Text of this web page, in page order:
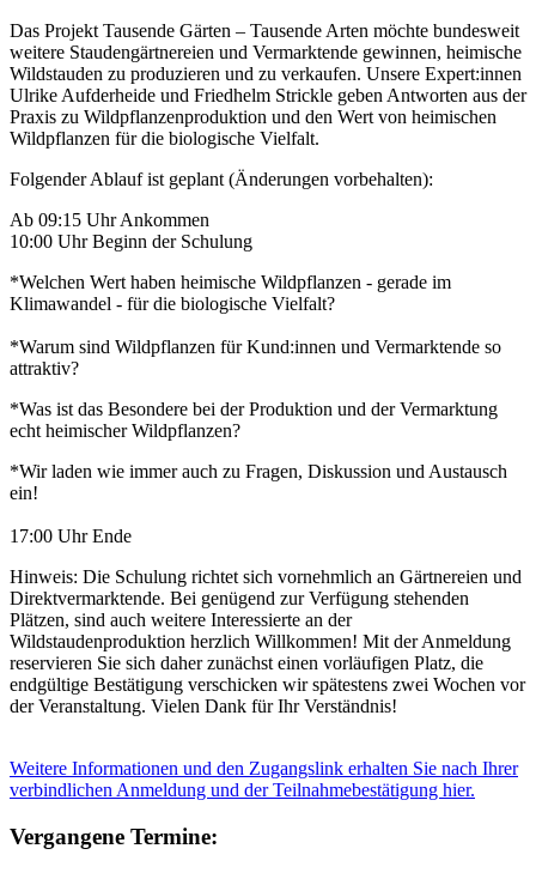
Das Projekt Tausende Gärten – Tausende Arten möchte bundesweit
weitere Staudengärtnereien und Vermarktende gewinnen, heimische
Wildstauden zu produzieren und zu verkaufen. Unsere Expert:innen
Ulrike Aufderheide und Friedhelm Strickle geben Antworten aus der
Praxis zu Wildpflanzenproduktion und den Wert von heimischen
Wildpflanzen für die biologische Vielfalt.
Folgender Ablauf ist geplant (Änderungen vorbehalten):
Ab 09:15 Uhr Ankommen
10:00 Uhr Beginn der Schulung
*Welchen Wert haben heimische Wildpflanzen - gerade im
Klimawandel - für die biologische Vielfalt?
*Warum sind Wildpflanzen für Kund:innen und Vermarktende so
attraktiv?
*Was ist das Besondere bei der Produktion und der Vermarktung
echt heimischer Wildpflanzen?
*Wir laden wie immer auch zu Fragen, Diskussion und Austausch
ein!
17:00 Uhr Ende
Hinweis: Die Schulung richtet sich vornehmlich an Gärtnereien und
Direktvermarktende. Bei genügend zur Verfügung stehenden
Plätzen, sind auch weitere Interessierte an der
Wildstaudenproduktion herzlich Willkommen! Mit der Anmeldung
reservieren Sie sich daher zunächst einen vorläufigen Platz, die
endgültige Bestätigung verschicken wir spätestens zwei Wochen vor
der Veranstaltung. Vielen Dank für Ihr Verständnis!
Weitere Informationen und den Zugangslink erhalten Sie nach Ihrer
verbindlichen Anmeldung und der Teilnahmebestätigung hier.
Vergangene Termine: